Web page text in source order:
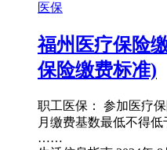
医保
福州医疗保险
保险缴费标准)
职工医保： 参加医疗
月缴费基数最低不得低
……